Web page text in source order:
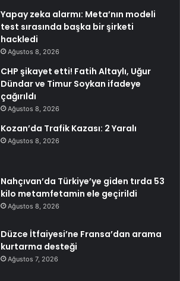
Yapay zeka alarmı: Meta’nın modeli
test sırasında başka bir şirketi
hackledi
Ağustos 8, 2026
CHP şikayet etti! Fatih Altaylı, Uğur
Dündar ve Timur Soykan ifadeye
çağırıldı
Ağustos 8, 2026
Kozan’da Trafik Kazası: 2 Yaralı
Ağustos 8, 2026
Nahçıvan’da Türkiye’ye giden tırda 53
kilo metamfetamin ele geçirildi
Ağustos 8, 2026
Düzce İtfaiyesi’ne Fransa’dan arama
kurtarma desteği
Ağustos 7, 2026